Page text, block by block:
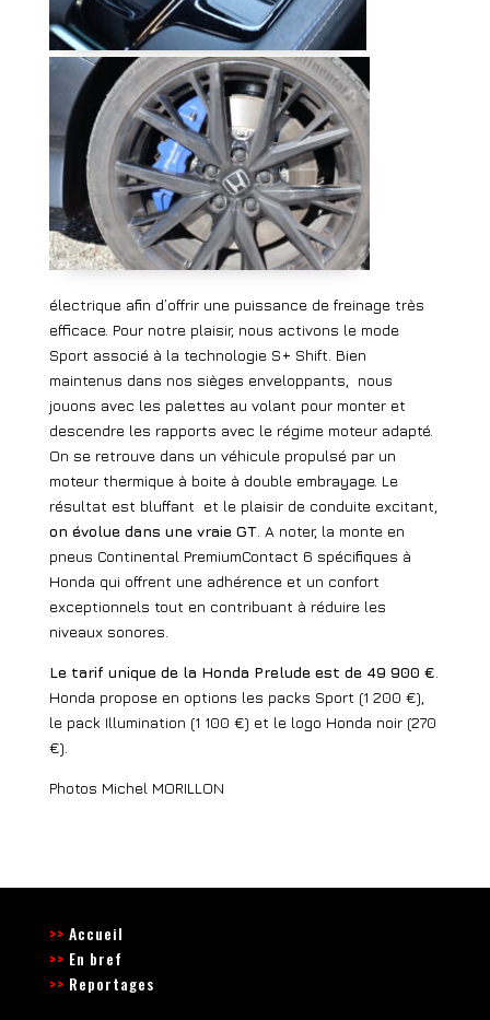
électrique afin d’offrir une puissance de freinage très
efficace. Pour notre plaisir, nous activons le mode
Sport associé à la technologie S+ Shift. Bien
maintenus dans nos sièges enveloppants,
nous
jouons avec les palettes au volant pour monter et
descendre les rapports avec le régime moteur adapté.
On se retrouve dans un véhicule propulsé par un
moteur thermique à boite à double embrayage. Le
résultat est bluffant et le plaisir de conduite excitant,
on évolue dans une vraie GT. A noter, la monte en
pneus Continental PremiumContact 6 spécifiques à
Honda qui offrent une adhérence et un confort
exceptionnels tout en contribuant à réduire les
niveaux sonores.
Le tarif unique de la Honda Prelude est de 49 900 €
Honda propose en options les packs Sport (1 200 €),
le pack Illumination (1 100 €) et le logo Honda noir (270
€).
Photos Michel MORILLON
>> Accueil
>> En bref
>> Reportages